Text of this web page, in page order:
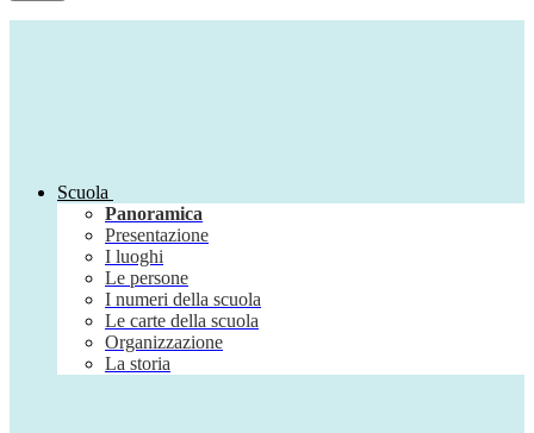
Scuola
Panoramica
Presentazione
I luoghi
Le persone
I numeri della scuola
Le carte della scuola
Organizzazione
La storia